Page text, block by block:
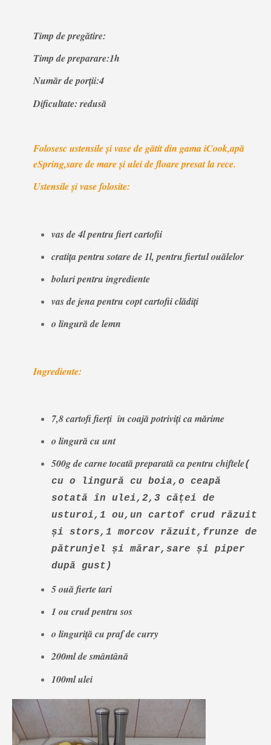
Timp de pregătire:
Timp de preparare:1h
Număr de porții:4
Dificultate: redusă
Folosesc ustensile și vase de gătit din gama iCook,apă
eSpring,sare de mare și ulei de floare presat la rece.
Ustensile și vase folosite:
vas de 4l pentru fiert cartofii
cratița pentru sotare de 1l, pentru fiertul ouălelor
boluri pentru ingrediente
vas de jena pentru copt cartofii clădiți
o lingură de lemn
Ingrediente:
7,8 cartofi fierți în coajă potriviți ca mărime
o lingură cu unt
500g de carne tocată preparată ca pentru chiftele(
cu o lingură cu boia,o ceapă
sotată în ulei,2,3 căței de
usturoi,1 ou,un cartof crud răzuit
și stors,1 morcov răzuit,frunze de
pătrunjel și mărar,sare și piper
după gust)
5 ouă fierte tari
1 ou crud pentru sos
o linguriță cu praf de curry
200ml de smântână
100ml ulei